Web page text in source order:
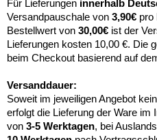
Für Lieferungen innerhalb
Versandpauschale von 3,90€ pro
Bestellwert von 30,00€ ist der
Lieferungen kosten 10,00 €. Die
beim Checkout basierend auf
Versanddauer:
Soweit im jeweiligen Angebot
erfolgt die Lieferung der Ware im
von 3-5 Werktagen, bei